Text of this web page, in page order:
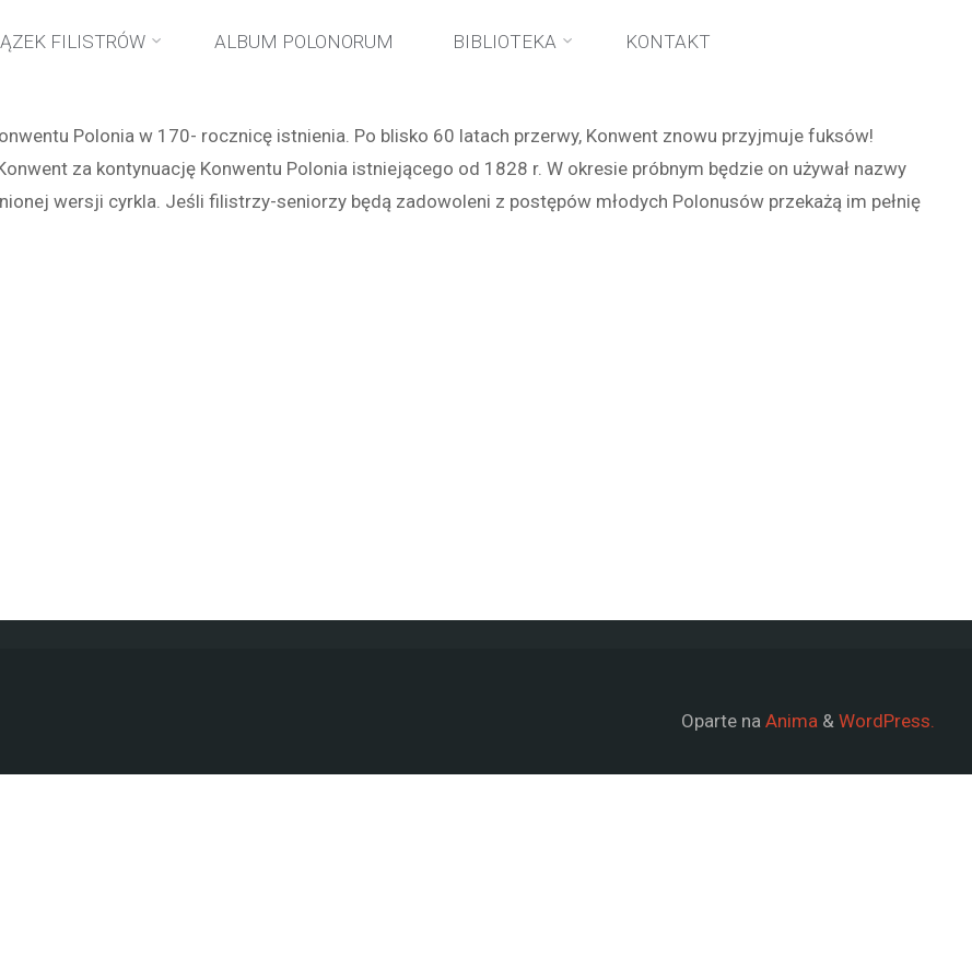
FILISTRÓW ALBUM POLONORUM BIBLIOTEKA KONTAKT
główna
Polonia w 170- rocznicę istnienia. Po blisko 60 latach przerwy, Konwent znowu przyjmuje fuksów!
za kontynuację Konwentu Polonia istniejącego od 1828 r. W okresie próbnym będzie on używał nazwy
wersji cyrkla. Jeśli filistrzy-seniorzy będą zadowoleni z postępów młodych Polonusów przekażą im pełnię
Oparte na Anima & WordPress.